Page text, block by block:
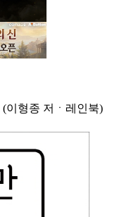
(이형종 저ㆍ레인북)